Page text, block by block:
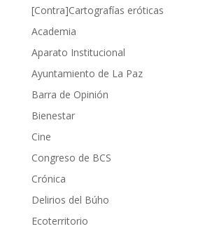
[Contra]Cartografías eróticas
Academia
Aparato Institucional
Ayuntamiento de La Paz
Barra de Opinión
Bienestar
Cine
Congreso de BCS
Crónica
Delirios del Búho
Ecoterritorio